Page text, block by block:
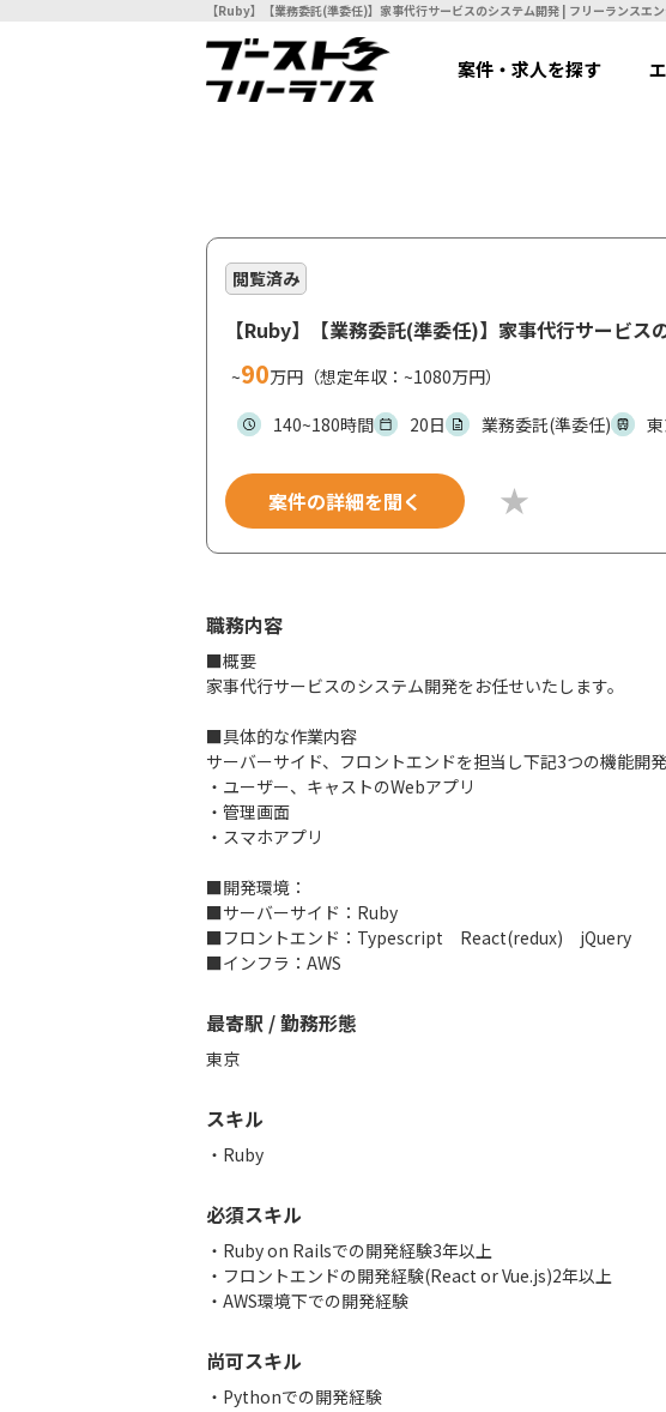
【Ruby】【業務委託(準委任)】家事
案件・求人を探す
閲覧済み
【Ruby】【業務委託(準委任)】家事代行サービス
~90万円（想定年収：~1080万円）
140~180時間
20日 業務委託(準委任)
案件の詳細を聞く
職務内容
■概要
家事代行サービスのシステム開発をお任せいたします。
■具体的な作業内容
サーバーサイド、フロントエンドを担当し下記3つの機能開発
・ユーザー、キャストのWebアプリ
・管理画面
・スマホアプリ
■開発環境：
■サーバーサイド：Ruby
■フロントエンド：Typescript React(redux) jQuery
■インフラ：AWS
最寄駅 / 勤務形態
東京
スキル
Ruby
必須スキル
・Ruby on Railsでの開発経験3年以上
・フロントエンドの開発経験(React or Vue.js)2年以上
・AWS環境下での開発経験
尚可スキル
・Pythonでの開発経験